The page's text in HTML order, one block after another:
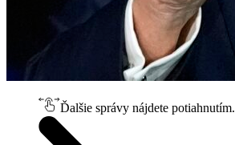
Ďalšie správy nájdete potiahnutím.